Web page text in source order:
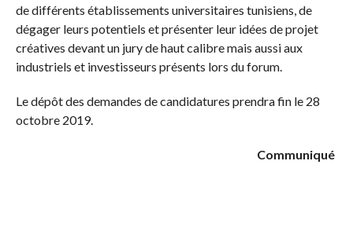
de différents établissements universitaires tunisiens, de
dégager leurs potentiels et présenter leur idées de projet
créatives devant un jury de haut calibre mais aussi aux
industriels et investisseurs présents lors du forum.
Le dépôt des demandes de candidatures prendra fin le 28
octobre 2019.
Communiqué